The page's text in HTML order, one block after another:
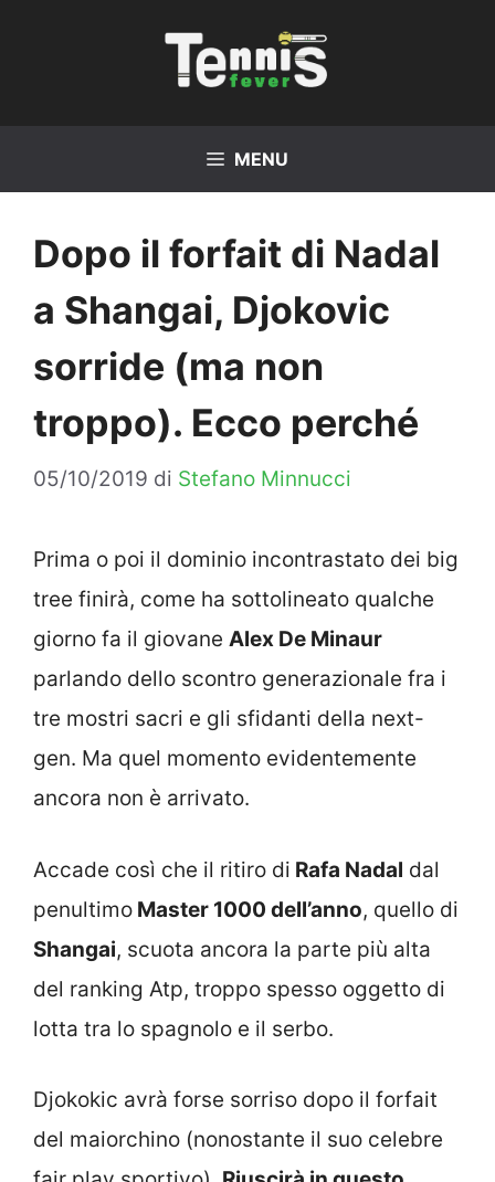
MENU
Dopo il forfait di Nadal
a Shangai, Djokovic
sorride (ma non
troppo). Ecco perché
05/10/2019 di Stefano Minnucci
Prima o poi il dominio incontrastato dei big
tree finirà, come ha sottolineato qualche
giorno fa il giovane Alex De Minaur
parlando dello scontro generazionale fra i
tre mostri sacri e gli sfidanti della next-
gen. Ma quel momento evidentemente
ancora non è arrivato.
Accade così che il ritiro di Rafa Nadal dal
penultimo Master 1000 dell’anno, quello di
Shangai, scuota ancora la parte più alta
del ranking Atp, troppo spesso oggetto di
lotta tra lo spagnolo e il serbo.
Djokokic avrà forse sorriso dopo il forfait
del maiorchino (nonostante il suo celebre